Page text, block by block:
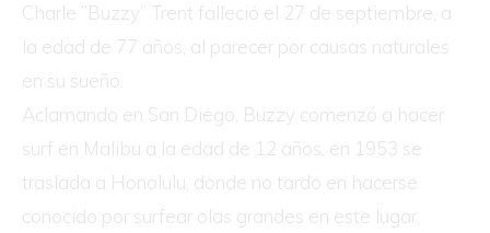
Charle ”Buzzy” Trent falleció el 27 de septiembre, a
la edad de 77 años, al parecer por causas naturales
en su sueño.
Aclamando en San Diego, Buzzy comenzó a hacer
surf en Malibu a la edad de 12 años, en 1953 se
traslada a Honolulu, donde no tardo en hacerse
conocido por surfear olas grandes en este lugar,